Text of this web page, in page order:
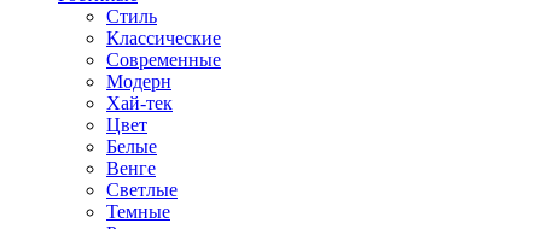
Стиль
Классические
Современные
Модерн
Хай-тек
Цвет
Белые
Венге
Светлые
Темные